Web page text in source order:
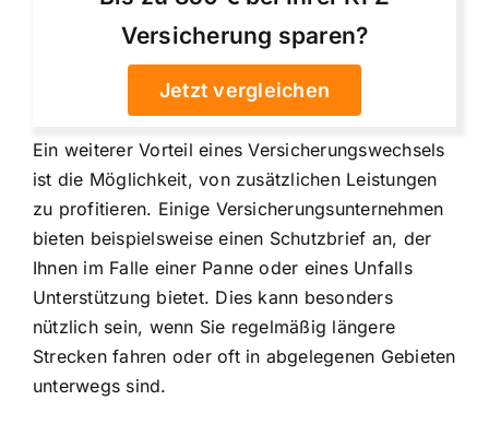
Versicherung sparen?
Jetzt vergleichen
Ein weiterer Vorteil eines Versicherungswechsels
ist die Möglichkeit, von zusätzlichen Leistungen
zu profitieren. Einige Versicherungsunternehmen
bieten beispielsweise einen Schutzbrief an, der
Ihnen im Falle einer Panne oder eines Unfalls
Unterstützung bietet. Dies kann besonders
nützlich sein, wenn Sie regelmäßig längere
Strecken fahren oder oft in abgelegenen Gebieten
unterwegs sind.